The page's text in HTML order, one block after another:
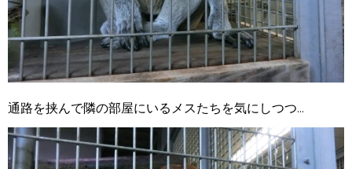
通路を挟んで隣の部屋にいるメスたちを気にしつつ...